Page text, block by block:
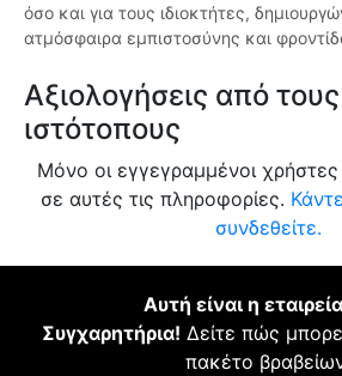
όσο και για τους ιδιοκτήτες,
ατμόσφαιρα εμπιστοσύνης και
Αξιολογήσεις από
ιστότοπους
Μόνο οι εγγεγραμμένοι
σε αυτές τις πληροφορίες.
συνδεθείτε.
Αυτή είναι η
Συγχαρητήρια! Δείτε πώς
πακέτο